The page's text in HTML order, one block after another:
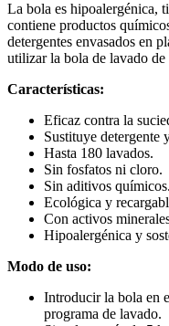
La bola es hipoalergénica,
contiene productos
detergentes envasados ​​en
utilizar la bola de lavado
Características:
Eficaz contra la
Sustituye detergente
Hasta 180 lavados.
Sin fosfatos ni cloro.
Sin aditivos químicos.
Ecológica y
Con activos
Hipoalergénica y
Modo de uso:
Introducir la bola en
programa de lavado.